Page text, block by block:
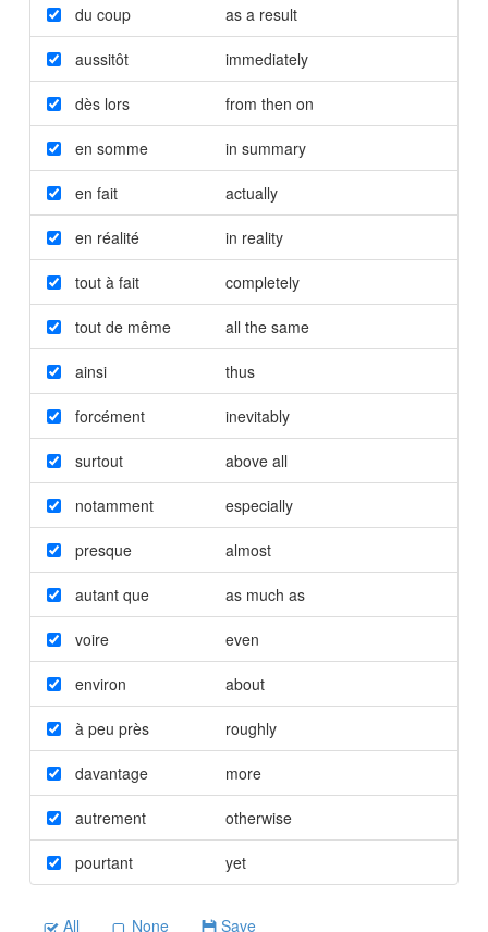
du coup as a result
aussitôt immediately
dès lors from then on
en somme in summary
en fait actually
en réalité in reality
tout à fait completely
tout de même all the same
ainsi thus
forcément inevitably
surtout above all
notamment especially
presque almost
autant que as much as
voire even
environ about
à peu près roughly
davantage more
autrement otherwise
pourtant yet
All None Save